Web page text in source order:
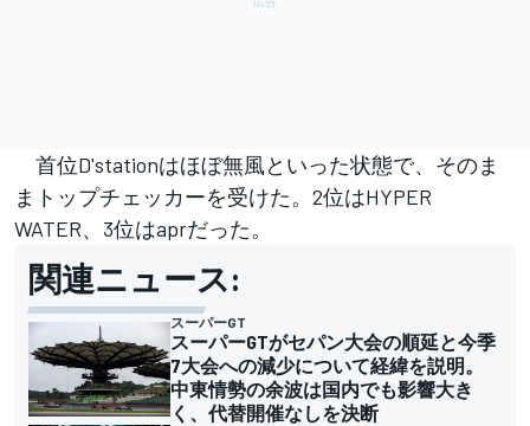
首位D'stationはほぼ無風といった状態で、そのま
まトップチェッカーを受けた。2位はHYPER
WATER、3位はaprだった。
関連ニュース:
スーパーGT
スーパーGTがセパン大会の順延と今季
7大会への減少について経緯を説明。
中東情勢の余波は国内でも影響大き
く、代替開催なしを決断